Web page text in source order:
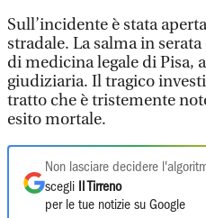
Sull’incidente è stata
stradale. La salma in
di medicina legale di Pisa,
giudiziaria. Il tragico
tratto che è tristemente
esito mortale.
Non lasciare decidere
scegli
Il Tirreno
per le tue notizie su Google